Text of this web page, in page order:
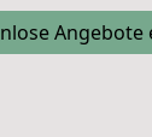
Angebote